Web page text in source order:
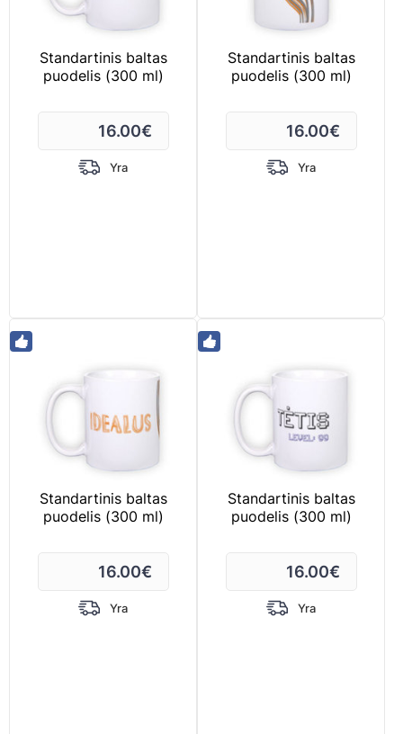
Standartinis baltas
puodelis (300 ml)
16.00€
Yra
Standartinis baltas
puodelis (300 ml)
16.00€
Yra
Standartinis baltas
puodelis (300 ml)
16.00€
Yra
Standartinis baltas
puodelis (300 ml)
16.00€
Yra